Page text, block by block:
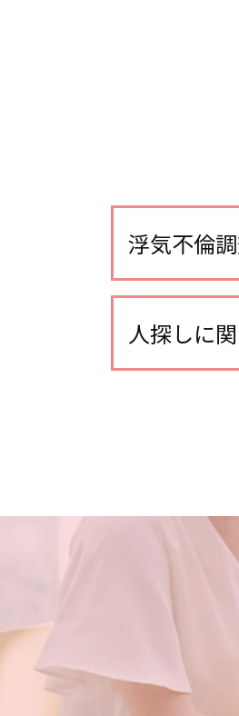
浮気不倫
浮気調査
浮気調査 gps
不倫調査 探
浮気調査 浮
浮気調査 探
不倫調査 訴
浮気調査 自
不倫調査 探
不倫調査 訴
不倫調査 不
人探しに
人探し 写真
探偵 人探し
出会い工作
人探し
人探し 名前だ
家出調査 探偵